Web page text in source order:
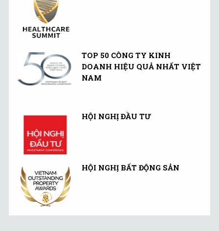
TOP 50 CÔNG TY KINH
DOANH HIỆU QUẢ NHẤT VIỆT
NAM
HỘI NGHỊ ĐẦU TƯ
HỘI NGHỊ BẤT ĐỘNG SẢN